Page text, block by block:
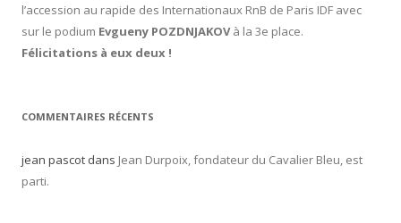
l’accession au rapide des Internationaux RnB de Paris IDF avec
sur le podium Evgueny POZDNJAKOVà la 3e place.
Félicitations à eux deux !
COMMENTAIRES RÉCENTS
jean pascot dans Jean Durpoix, fondateur du Cavalier Bleu, est
parti.